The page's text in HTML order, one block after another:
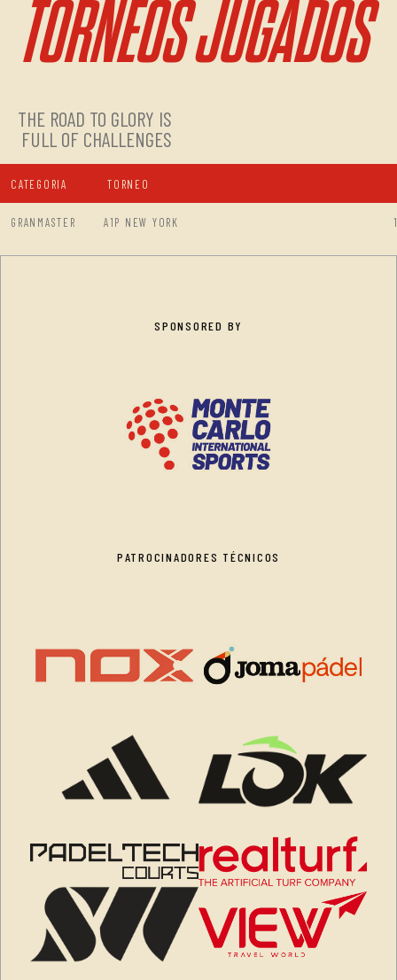
TORNEOS JUGADOS
THE ROAD TO GLORY IS
FULL OF CHALLENGES
CATEGORIA TORNEO
GRANMASTER A1P NEW YORK
SPONSORED BY
PATROCINADORES TÉCNICOS